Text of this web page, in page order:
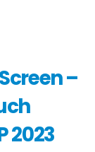
–
2023